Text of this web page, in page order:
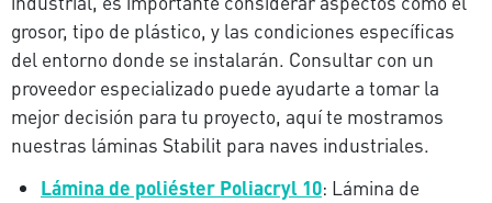
grosor, tipo de plástico, y las condiciones específicas
del entorno donde se instalarán. Consultar con un
proveedor especializado puede ayudarte a tomar la
mejor decisión para tu proyecto, aquí te mostramos
nuestras láminas Stabilit para naves industriales.
Lámina de poliéster Poliacryl 10: Lámina de